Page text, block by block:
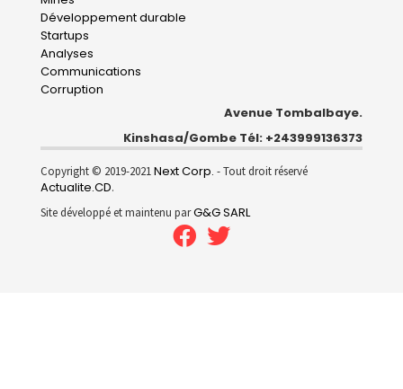
Développement durable
Startups
Analyses
Communications
Corruption
Avenue Tombalbaye.
Kinshasa/Gombe Tél: +243999136373
Copyright © 2019-2021Next Corp. - Tout droit réservé
Actualite.CD.
Site développé et maintenu parG&G SARL